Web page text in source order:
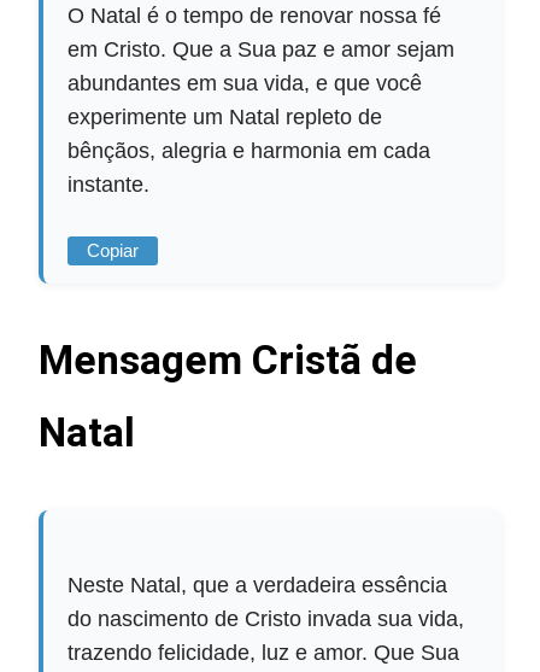
O Natal é o tempo de renovar nossa fé
em Cristo. Que a Sua paz e amor sejam
abundantes em sua vida, e que você
experimente um Natal repleto de
bênçãos, alegria e harmonia em cada
instante.
Copiar
Mensagem Cristã de
Natal
Neste Natal, que a verdadeira essência
do nascimento de Cristo invada sua vida,
trazendo felicidade, luz e amor. Que Sua